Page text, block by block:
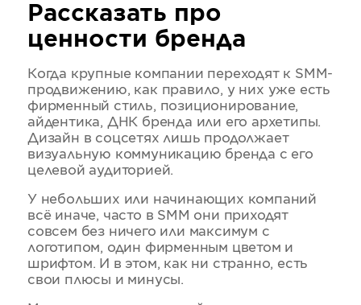
Рассказать про
ценности бренда
Когда крупные компании переходят к SMM-
продвижению, как правило, у них уже есть
фирменный стиль, позиционирование,
айдентика, ДНК бренда или его архетипы.
Дизайн в соцсетях лишь продолжает
визуальную коммуникацию бренда с его
целевой аудиторией.
У небольших или начинающих компаний
всё иначе, часто в SMM они приходят
совсем без ничего или максимум с
логотипом, один фирменным цветом и
шрифтом. И в этом, как ни странно, есть
свои плюсы и минусы.